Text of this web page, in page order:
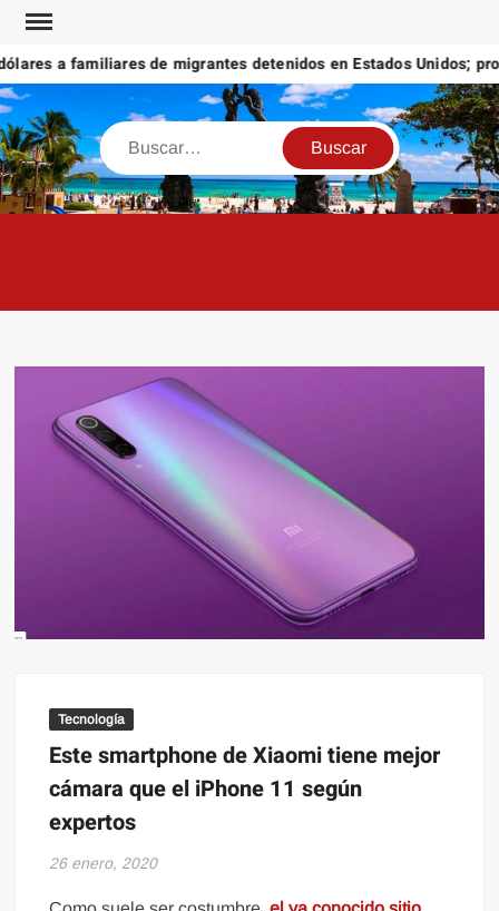
Saltar
contenido
a familiares de migrantes detenidos en Estados Unidos;
Buscar
Tecnología
Este smartphone de Xiaomi tiene mejor
cámara que el iPhone 11 según
expertos
26 enero, 2020